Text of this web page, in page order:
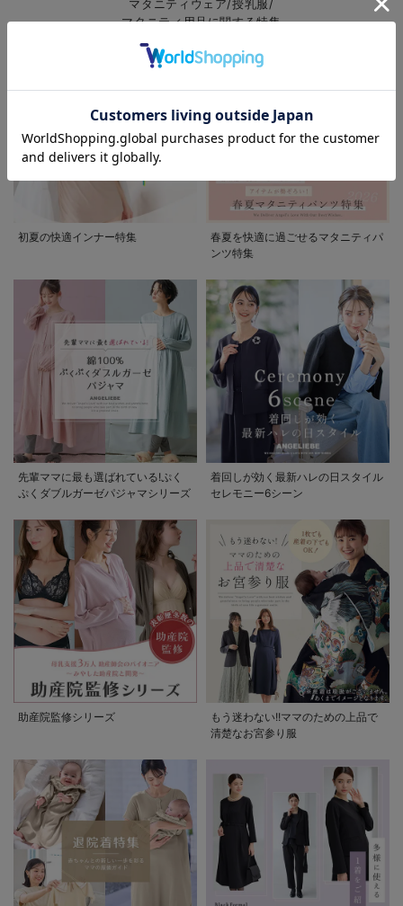
マタニティウェア/授乳服/
マタニティ用品に関する特集
初夏の快適インナー特集
春夏を快適に過ごせるマタニティパ
ンツ特集
先輩ママに最も選ばれている!ぷく
ぷくダブルガーゼパジャマシリーズ
着回しが効く最新ハレの日スタイル
セレモニー6シーン
助産院監修シリーズ
もう迷わない!!ママのための上品で
清楚なお宮参り服
お気に入り商品を確認する